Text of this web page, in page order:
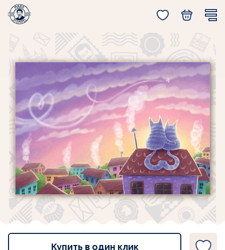
Главная
Купить в один клик